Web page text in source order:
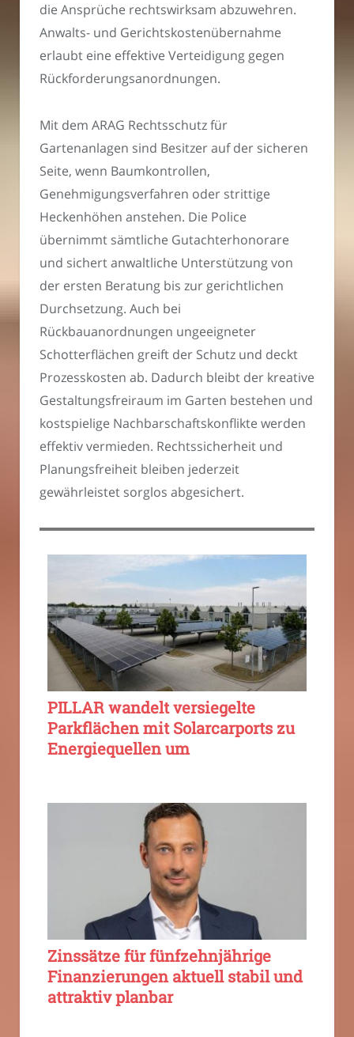
die Ansprüche rechtswirksam abzuwehren.
Anwalts- und Gerichtskostenübernahme
erlaubt eine effektive Verteidigung gegen
Rückforderungsanordnungen.
Mit dem ARAG Rechtsschutz für
Gartenanlagen sind Besitzer auf der sicheren
Seite, wenn Baumkontrollen,
Genehmigungsverfahren oder strittige
Heckenhöhen anstehen. Die Police
übernimmt sämtliche Gutachterhonorare
und sichert anwaltliche Unterstützung von
der ersten Beratung bis zur gerichtlichen
Durchsetzung. Auch bei
Rückbauanordnungen ungeeigneter
Schotterflächen greift der Schutz und deckt
Prozesskosten ab. Dadurch bleibt der kreative
Gestaltungsfreiraum im Garten bestehen und
kostspielige Nachbarschaftskonflikte werden
effektiv vermieden. Rechtssicherheit und
Planungsfreiheit bleiben jederzeit
gewährleistet sorglos abgesichert.
PILLAR wandelt versiegelte
Parkflächen mit Solarcarports zu
Energiequellen um
Zinssätze für fünfzehnjährige
Finanzierungen aktuell stabil und
attraktiv planbar